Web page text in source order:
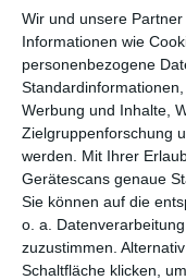
Wir und unsere
Informationen wie
personenbezogene
Werbung und Inhalte,
Zielgruppenforschung
werden.
Mit Ihrer
Gerätescans genaue
Sie können auf die
o. a.
zuzustimmen.
Schaltfläche klicken,